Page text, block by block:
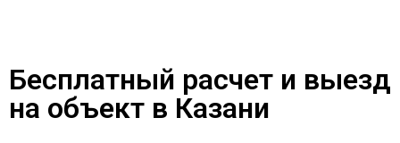
Бесплатный расчет и выезд
на объект в Казани